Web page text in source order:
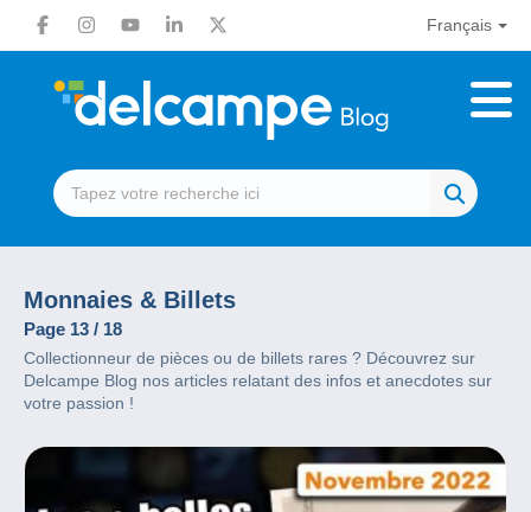
Français
Monnaies & Billets
Page 13 / 18
Collectionneur de pièces ou de billets rares ? Découvrez sur
Delcampe Blog nos articles relatant des infos et anecdotes sur
votre passion !